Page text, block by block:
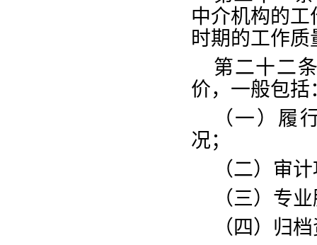
中介机构的
时期的工作
第二十二
价，一般包括
（一） 履
况；
（二） 审
（三） 专
（四） 归